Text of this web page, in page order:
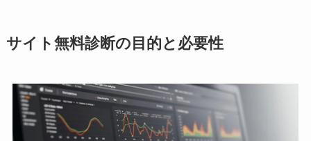
サイト無料診断の目的と必要性